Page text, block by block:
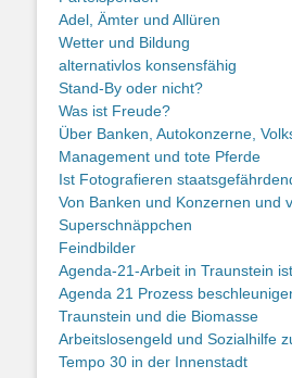
Adel, Ämter und Allüren
Wetter und Bildung
alternativlos konsensfähig
Stand-By oder nicht?
Was ist Freude?
Über Banken, Autokonzerne,
Management und tote Pferde
Ist Fotografieren
Von Banken und Konzernen und
Superschnäppchen
Feindbilder
Agenda-21-Arbeit in Traunstein
Agenda 21 Prozess
Traunstein und die Biomasse
Arbeitslosengeld und Sozialhilfe
Tempo 30 in der Innenstadt